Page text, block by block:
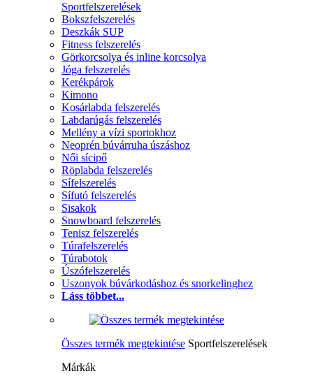
Sportfelszerelések
Bokszfelszerelés
Deszkák SUP
Fitness felszerelés
Görkorcsolya és inline korcsolya
Jóga felszerelés
Kerékpárok
Kimono
Kosárlabda felszerelés
Labdarúgás felszerelés
Mellény a vízi sportokhoz
Neoprén búvárruha úszáshoz
Női sícipő
Röplabda felszerelés
Sífelszerelés
Sífutó felszerelés
Sisakok
Snowboard felszerelés
Tenisz felszerelés
Túrafelszerelés
Túrabotok
Úszófelszerelés
Uszonyok búvárkodáshoz és snorkelinghez
Láss többet...
Összes termék megtekintése Sportfelszerelések
Márkák